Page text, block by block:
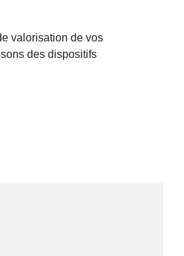
valorisation de vos
des dispositifs